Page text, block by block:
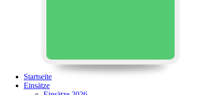
Startseite
Einsätze